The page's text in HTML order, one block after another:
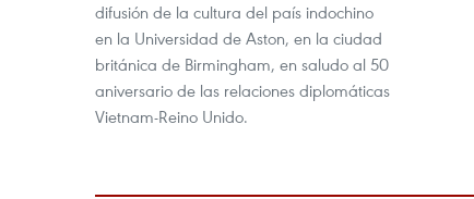
difusión de la cultura del país indochino
en la Universidad de Aston, en la ciudad
británica de Birmingham, en saludo al 50
aniversario de las relaciones diplomáticas
Vietnam-Reino Unido.